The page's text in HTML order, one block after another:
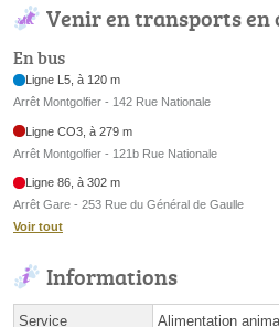
Venir en transports en
En bus
Ligne L5, à 120 m
Arrêt Montgolfier - 142 Rue Nationale
Ligne CO3, à 279 m
Arrêt Montgolfier - 121b Rue Nationale
Ligne 86, à 302 m
Arrêt Gare - 253 Rue du Général de Gaulle
Voir tout
Informations
Service Alimentation